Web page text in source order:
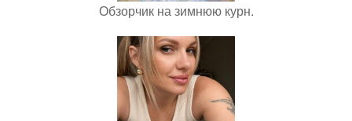
Обзорчик на зимнюю курн.